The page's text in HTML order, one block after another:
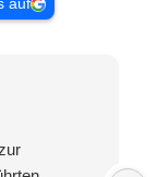
auf